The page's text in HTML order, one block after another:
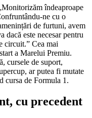
îndeaproape
ne cu o
de furtuni, avem
dacă este necesar pentru
circuit.” Cea mai
a Marelui Premiu.
cursele de suport,
ar putea fi mutate
cursa de Formula 1.
cu precedent